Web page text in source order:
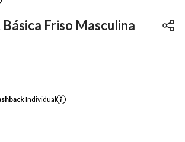
Básica Friso Masculina
Individual